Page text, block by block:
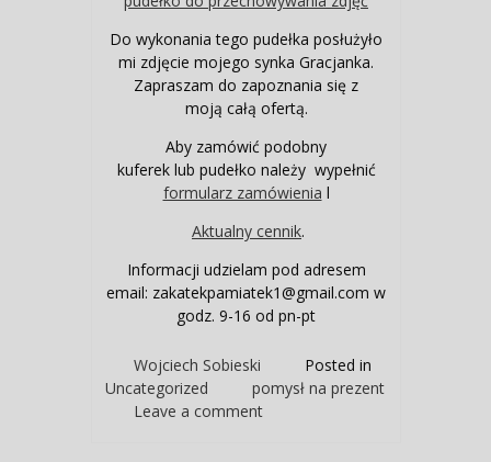
Do wykonania tego pudełka posłużyło
mi zdjęcie mojego synka Gracjanka.
Zapraszam do zapoznania się z
moją całą ofertą.
Aby zamówić podobny
kuferek lub pudełko należy wypełnić
formularz zamówienia l
Aktualny cennik.
Informacji udzielam pod adresem
email: zakatekpamiatek1@gmail.com w
godz. 9-16 od pn-pt
Wojciech Sobieski
Posted in
Uncategorized
pomysł na prezent
Leave a comment